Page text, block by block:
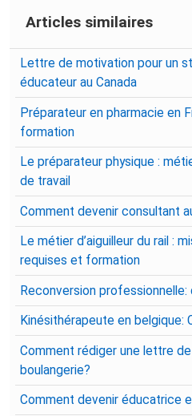
Articles similaires
Lettre de motivation pour un
éducateur au Canada
Préparateur en pharmacie en
formation
Le préparateur physique :
de travail
Comment devenir consultant
Le métier d’aiguilleur du rail :
requises et formation
Reconversion
Kinésithérapeute en belgique:
Comment rédiger une lettre
boulangerie?
Comment devenir éducatrice